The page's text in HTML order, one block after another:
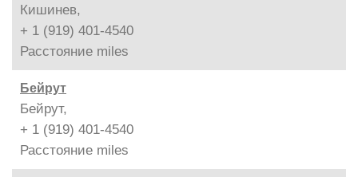
Кишинев,
+ 1 (919) 401-4540
Расстояние miles
Бейрут
Бейрут,
+ 1 (919) 401-4540
Расстояние miles